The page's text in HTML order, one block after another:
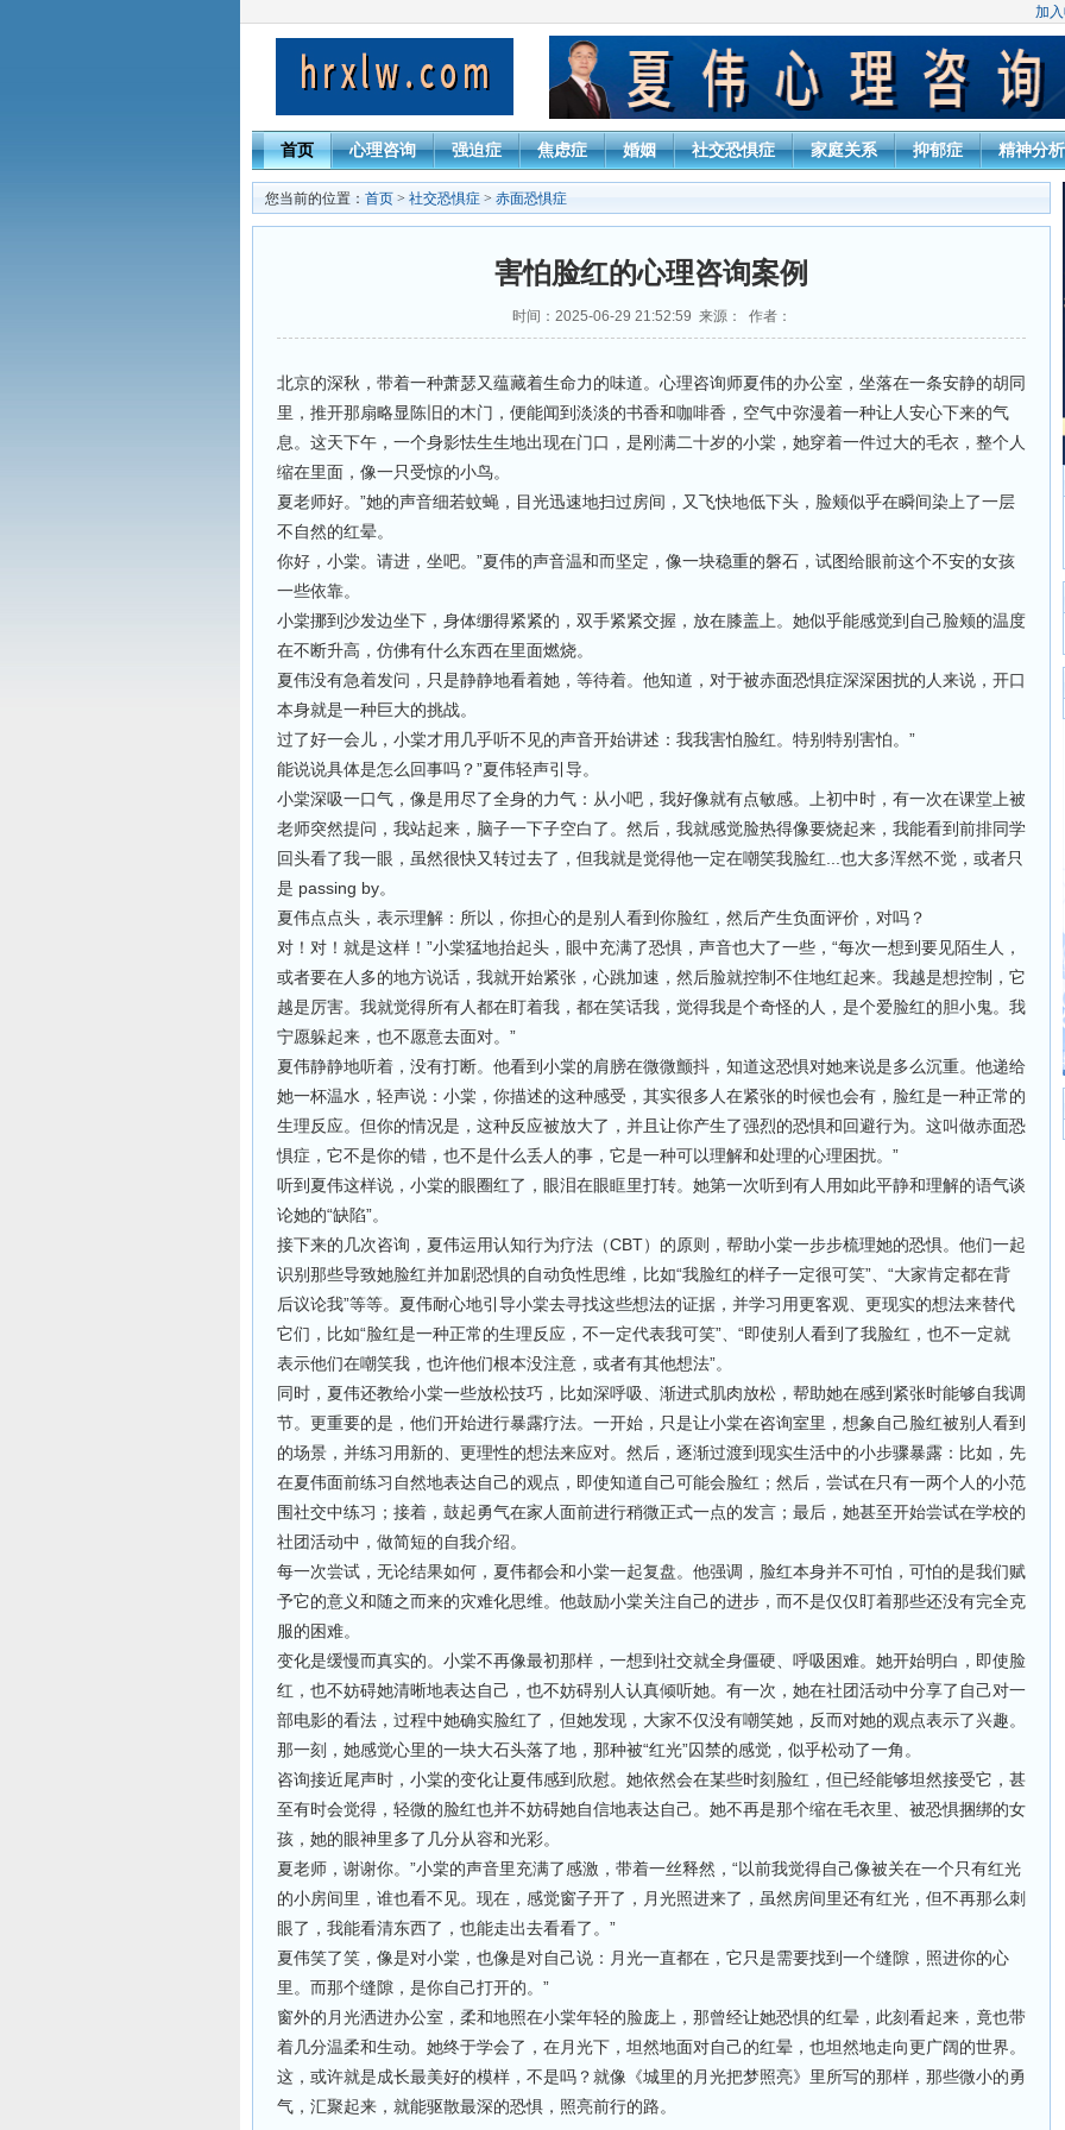
加
首页 心理咨询 强迫症 焦虑症 婚姻 社交恐惧症 家庭关系 抑郁症 精神分析
您当前的位置： 首页 > 社交恐惧症 > 赤面恐惧症
害怕脸红的心理咨询案例
时间：2025-06-29 21:52:59 来源： 作者：
北京的深秋，带着一种萧瑟又蕴藏着生命力的味道。心理咨询师夏伟的办公室，坐落在一条安静的胡同
里，推开那扇略显陈旧的木门，便能闻到淡淡的书香和咖啡香，空气中弥漫着一种让人安心下来的气
息。这天下午，一个身影怯生生地出现在门口，是刚满二十岁的小棠，她穿着一件过大的毛衣，整个人
缩在里面，像一只受惊的小鸟。
夏老师好。”她的声音细若蚊蝇，目光迅速地扫过房间，又飞快地低下头，脸颊似乎在瞬间染上了一层
不自然的红晕。
你好，小棠。请进，坐吧。”夏伟的声音温和而坚定，像一块稳重的磐石，试图给眼前这个不安的女孩
一些依靠。
小棠挪到沙发边坐下，身体绷得紧紧的，双手紧紧交握，放在膝盖上。她似乎能感觉到自己脸颊的温度
在不断升高，仿佛有什么东西在里面燃烧。
夏伟没有急着发问，只是静静地看着她，等待着。他知道，对于被赤面恐惧症深深困扰的人来说，开口
本身就是一种巨大的挑战。
过了好一会儿，小棠才用几乎听不见的声音开始讲述：我我害怕脸红。特别特别害怕。”
能说说具体是怎么回事吗？”夏伟轻声引导。
小棠深吸一口气，像是用尽了全身的力气：从小吧，我好像就有点敏感。上初中时，有一次在课堂上被
老师突然提问，我站起来，脑子一下子空白了。然后，我就感觉脸热得像要烧起来，我能看到前排同学
回头看了我一眼，虽然很快又转过去了，但我就是觉得他一定在嘲笑我脸红...也大多浑然不觉，或者只
是 passing by。
夏伟点点头，表示理解：所以，你担心的是别人看到你脸红，然后产生负面评价，对吗？
对！对！就是这样！”小棠猛地抬起头，眼中充满了恐惧，声音也大了一些，“每次一想到要见陌生人，
或者要在人多的地方说话，我就开始紧张，心跳加速，然后脸就控制不住地红起来。我越是想控制，它
越是厉害。我就觉得所有人都在盯着我，都在笑话我，觉得我是个奇怪的人，是个爱脸红的胆小鬼。我
宁愿躲起来，也不愿意去面对。”
夏伟静静地听着，没有打断。他看到小棠的肩膀在微微颤抖，知道这恐惧对她来说是多么沉重。他递给
她一杯温水，轻声说：小棠，你描述的这种感受，其实很多人在紧张的时候也会有，脸红是一种正常的
生理反应。但你的情况是，这种反应被放大了，并且让你产生了强烈的恐惧和回避行为。这叫做赤面恐
惧症，它不是你的错，也不是什么丢人的事，它是一种可以理解和处理的心理困扰。”
听到夏伟这样说，小棠的眼圈红了，眼泪在眼眶里打转。她第一次听到有人用如此平静和理解的语气谈
论她的“缺陷”。
接下来的几次咨询，夏伟运用认知行为疗法（CBT）的原则，帮助小棠一步步梳理她的恐惧。他们一起
识别那些导致她脸红并加剧恐惧的自动负性思维，比如“我脸红的样子一定很可笑”、“大家肯定都在背
后议论我”等等。夏伟耐心地引导小棠去寻找这些想法的证据，并学习用更客观、更现实的想法来替代
它们，比如“脸红是一种正常的生理反应，不一定代表我可笑”、“即使别人看到了我脸红，也不一定就
表示他们在嘲笑我，也许他们根本没注意，或者有其他想法”。
同时，夏伟还教给小棠一些放松技巧，比如深呼吸、渐进式肌肉放松，帮助她在感到紧张时能够自我调
节。更重要的是，他们开始进行暴露疗法。一开始，只是让小棠在咨询室里，想象自己脸红被别人看到
的场景，并练习用新的、更理性的想法来应对。然后，逐渐过渡到现实生活中的小步骤暴露：比如，先
在夏伟面前练习自然地表达自己的观点，即使知道自己可能会脸红；然后，尝试在只有一两个人的小范
围社交中练习；接着，鼓起勇气在家人面前进行稍微正式一点的发言；最后，她甚至开始尝试在学校的
社团活动中，做简短的自我介绍。
每一次尝试，无论结果如何，夏伟都会和小棠一起复盘。他强调，脸红本身并不可怕，可怕的是我们赋
予它的意义和随之而来的灾难化思维。他鼓励小棠关注自己的进步，而不是仅仅盯着那些还没有完全克
服的困难。
变化是缓慢而真实的。小棠不再像最初那样，一想到社交就全身僵硬、呼吸困难。她开始明白，即使脸
红，也不妨碍她清晰地表达自己，也不妨碍别人认真倾听她。有一次，她在社团活动中分享了自己对一
部电影的看法，过程中她确实脸红了，但她发现，大家不仅没有嘲笑她，反而对她的观点表示了兴趣。
那一刻，她感觉心里的一块大石头落了地，那种被“红光”囚禁的感觉，似乎松动了一角。
咨询接近尾声时，小棠的变化让夏伟感到欣慰。她依然会在某些时刻脸红，但已经能够坦然接受它，甚
至有时会觉得，轻微的脸红也并不妨碍她自信地表达自己。她不再是那个缩在毛衣里、被恐惧捆绑的女
孩，她的眼神里多了几分从容和光彩。
夏老师，谢谢你。”小棠的声音里充满了感激，带着一丝释然，“以前我觉得自己像被关在一个只有红光
的小房间里，谁也看不见。现在，感觉窗子开了，月光照进来了，虽然房间里还有红光，但不再那么刺
眼了，我能看清东西了，也能走出去看看了。”
夏伟笑了笑，像是对小棠，也像是对自己说：月光一直都在，它只是需要找到一个缝隙，照进你的心
里。而那个缝隙，是你自己打开的。”
窗外的月光洒进办公室，柔和地照在小棠年轻的脸庞上，那曾经让她恐惧的红晕，此刻看起来，竟也带
着几分温柔和生动。她终于学会了，在月光下，坦然地面对自己的红晕，也坦然地走向更广阔的世界。
这，或许就是成长最美好的模样，不是吗？就像《城里的月光把梦照亮》里所写的那样，那些微小的勇
气，汇聚起来，就能驱散最深的恐惧，照亮前行的路。